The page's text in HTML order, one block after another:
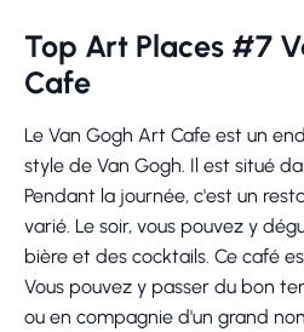
Top Art Places #7
Cafe
Le Van Gogh Art Cafe est un
style de Van Gogh. Il est situé
Pendant la journée, c'est un
varié. Le soir, vous pouvez y
bière et des cocktails. Ce café
Vous pouvez y passer du bon
ou en compagnie d'un grand